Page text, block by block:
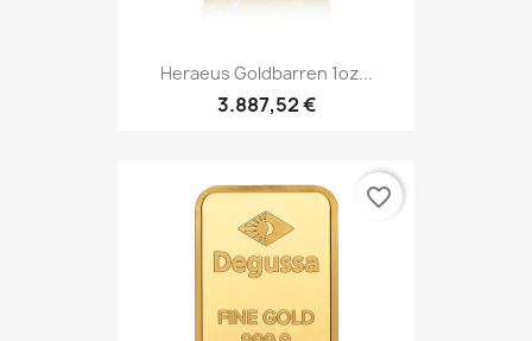
Heraeus Goldbarren 1oz...
3.887,52 €
favorite_border